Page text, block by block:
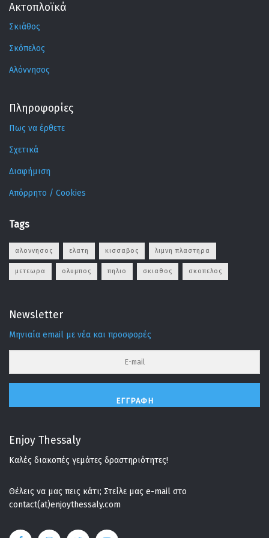
Ακτοπλοϊκά
Σκιάθος
Σκόπελος
Αλόννησος
Πληροφορίες
Πως να έρθετε
Σχετικά
Διαφήμιση
Απόρρητο / Cookies
Tags
αλοννησος ελατη κισσαβος λιμνη πλαστηρα
μετεωρα ολυμπος πηλιο σκιαθος σκοπελος
Newsletter
Μηνιαία email με νέα και προσφορές
ΕΓΓΡΑΦΉ
Enjoy Thessaly
Καλές διακοπές γεμάτες δραστηριότητες!
Θέλεις να μας πεις κάτι; Στείλε μας e-mail στο
contact(at)enjoythessaly.com